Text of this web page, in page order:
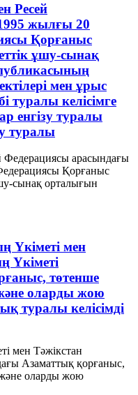
Ресей
жылғы 20
Қорғаныс
ұшу-сынақ
мен ұрыс
туралы келісімге
енгізу туралы
туралы
Федерациясы арасындағы
Қорғаныс
сынақ орталығын
Үкіметі мен
Үкіметі
төтенше
оларды жою
туралы келісімді
мен Тәжікстан
Азаматтық қорғаныс,
оларды жою